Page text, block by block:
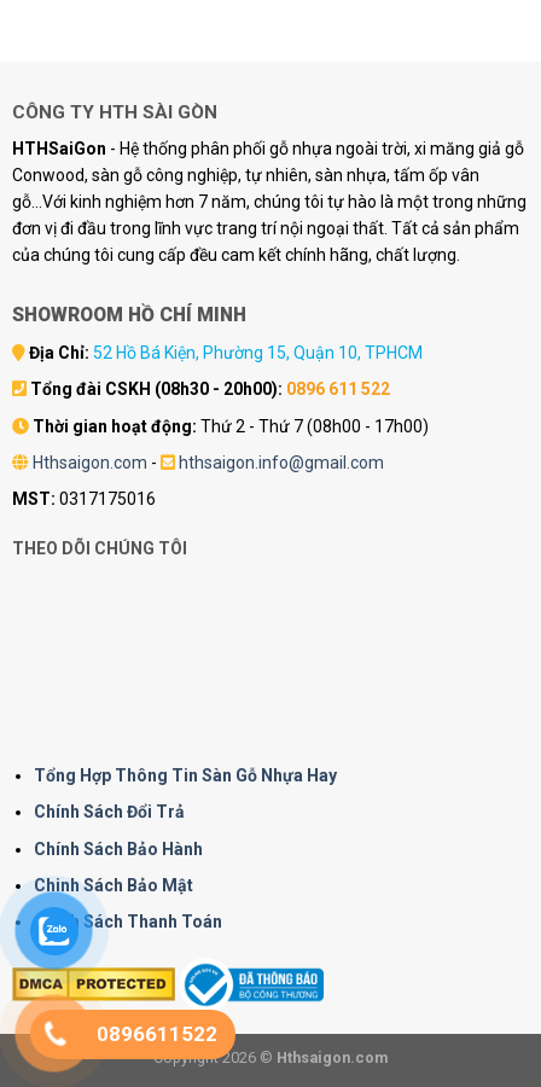
CÔNG TY HTH SÀI GÒN
HTHSaiGon - Hệ thống phân phối gỗ nhựa ngoài trời, xi măng giả gỗ
Conwood, sàn gỗ công nghiệp, tự nhiên, sàn nhựa, tấm ốp vân
gỗ...Với kinh nghiệm hơn 7 năm, chúng tôi tự hào là một trong những
đơn vị đi đầu trong lĩnh vực trang trí nội ngoại thất. Tất cả sản phẩm
của chúng tôi cung cấp đều cam kết chính hãng, chất lượng.
SHOWROOM HỒ CHÍ MINH
Địa Chỉ: 52 Hồ Bá Kiện, Phường 15, Quận 10, TPHCM
Tổng đài CSKH (08h30 - 20h00): 0896 611 522
Thời gian hoạt động: Thứ 2 - Thứ 7 (08h00 - 17h00)
Hthsaigon.com -
hthsaigon.info@gmail.com
MST: 0317175016
THEO DÕI CHÚNG TÔI
Tổng Hợp Thông Tin Sàn Gỗ Nhựa Hay
Chính Sách Đổi Trả
Chính Sách Bảo Hành
Chinh Sách Bảo Mật
Chính Sách Thanh Toán
Copyright 2026 © Hthsaigon.com
0896611522